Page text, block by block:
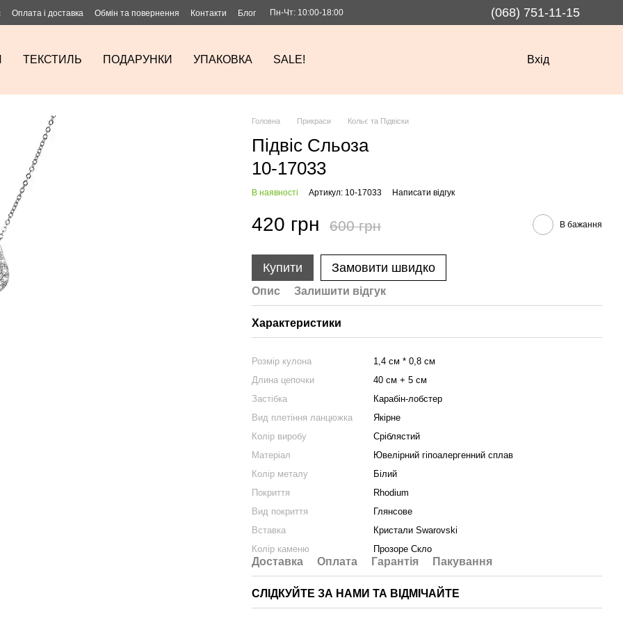
Оплата і доставка Обмін та повернення Контакти Блог Пн-Чт: 10:00-18:00 (068) 751-11-15
ТЕКСТИЛЬ ПОДАРУНКИ УПАКОВКА SALE! Вхід
Головна Прикраси Кольє та Підвіски
Підвіс Сльоза
10-17033
В наявності Артикул: 10-17033 Написати відгук
420 грн 600 грн В бажання
Купити Замовити швидко
Опис Залишити вiдгук
Характеристики
Розмір кулона
1,4 см * 0,8 см
Длина цепочки
40 см + 5 см
Застібка
Карабін-лобстер
Вид плетіння ланцюжка
Якірне
Колір виробу
Сріблястий
Матеріал
Ювелірний гіпоалергенний сплав
Колір металу
Білий
Покриття
Rhodium
Вид покриття
Глянсове
Вставка
Кристали Swarovski
Колір каменю
Прозоре Скло
Доставка Оплата Гарантія Пакування
СЛІДКУЙТЕ ЗА НАМИ ТА ВІДМІЧАЙТЕ